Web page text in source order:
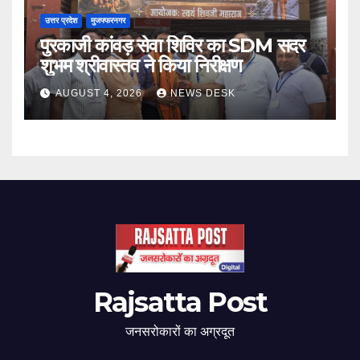
उत्तर प्रदेश मुजफ्फरनगर
पुरकाजी कांवड़ सेवा शिविर का SDM सदर
शुभम श्रीवास्तव ने किया निरीक्षण
AUGUST 4, 2026 NEWS DESK
Rajsatta Post
जनसरोकारों का अग्रदूत